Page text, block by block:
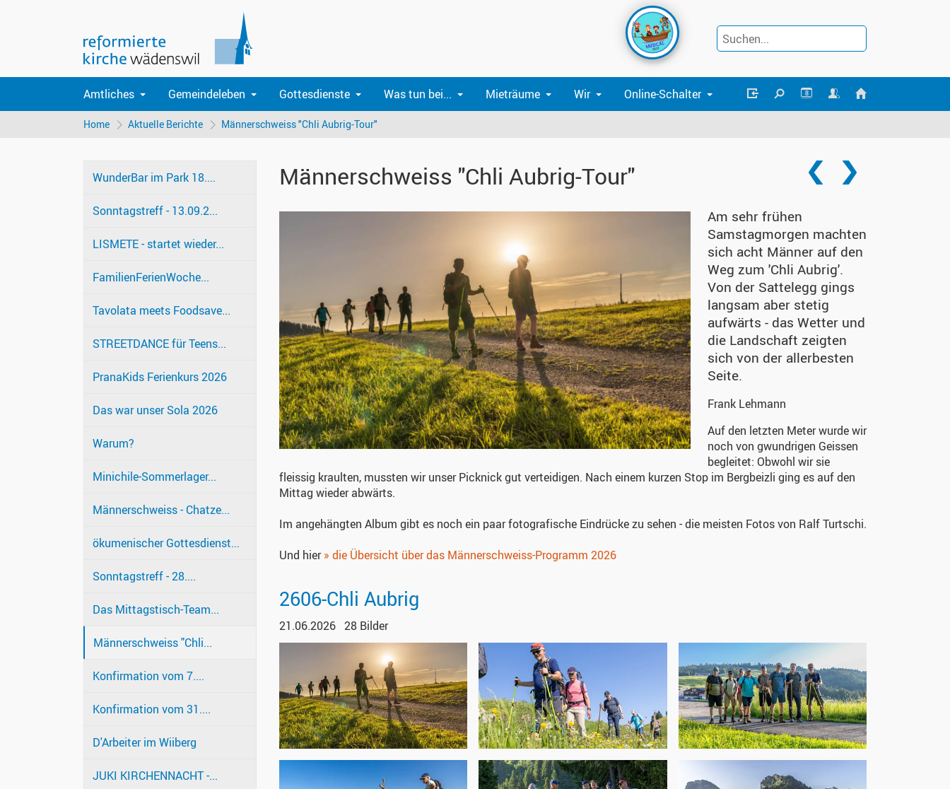
8
Amtliches Gemeindeleben Gottesdienste Was tun bei... Mieträume Wir Online-Schalter
Home Aktuelle Berichte Männerschweiss "Chli Aubrig-Tour"
WunderBar im Park 18....
Sonntagstreff - 13.09.2...
LISMETE - startet wieder...
FamilienFerienWoche...
Tavolata meets Foodsave...
STREETDANCE für Teens...
PranaKids Ferienkurs 2026
Das war unser Sola 2026
Warum?
Minichile-Sommerlager...
Männerschweiss - Chatze...
ökumenischer Gottesdienst...
Sonntagstreff - 28....
Das Mittagstisch-Team...
Männerschweiss "Chli...
Konfirmation vom 7....
Konfirmation vom 31....
D'Arbeiter im Wiiberg
JUKI KIRCHENNACHT -...
Männerschweiss "Chli Aubrig-Tour"
Am sehr frühen
Samstagmorgen machten
sich acht Männer auf den
Weg zum 'Chli Aubrig'.
Von der Sattelegg gings
langsam aber stetig
aufwärts - das Wetter und
die Landschaft zeigten
sich von der allerbesten
Seite.
Frank Lehmann
Auf den letzten Meter wurde wir
noch von gwundrigen Geissen
begleitet: Obwohl wir sie
fleissig kraulten, mussten wir unser Picknick gut verteidigen. Nach einem kurzen Stop im Bergbeizli ging es auf den
Mittag wieder abwärts.
Im angehängten Album gibt es noch ein paar fotografische Eindrücke zu sehen - die meisten Fotos von Ralf Turtschi.
Und hier» die Übersicht über das Männerschweiss-Programm 2026
2606-Chli Aubrig
21.06.2026 28 Bilder